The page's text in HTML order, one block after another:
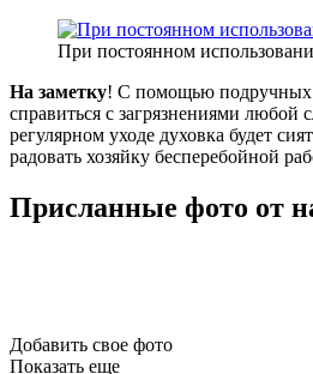
При постоянном
На заметку! С помощью подручных
справиться с загрязнениями любой
регулярном уходе духовка будет
радовать хозяйку бесперебойной
Присланные фото от
Добавить свое фото
Показать еще